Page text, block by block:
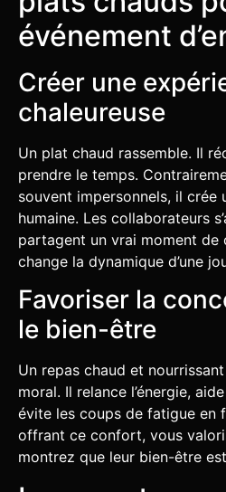
événement
Créer une
chaleureuse
Un plat chaud rassemble. Il
prendre le temps.
souvent impersonnels, il crée
humaine. Les collaborateurs
partagent un vrai moment de
change la dynamique d’une
Favoriser la
le bien-être
Un repas chaud et
moral. Il relance l’énergie,
évite les coups de fatigue en
offrant ce confort, vous
montrez que leur bien-être